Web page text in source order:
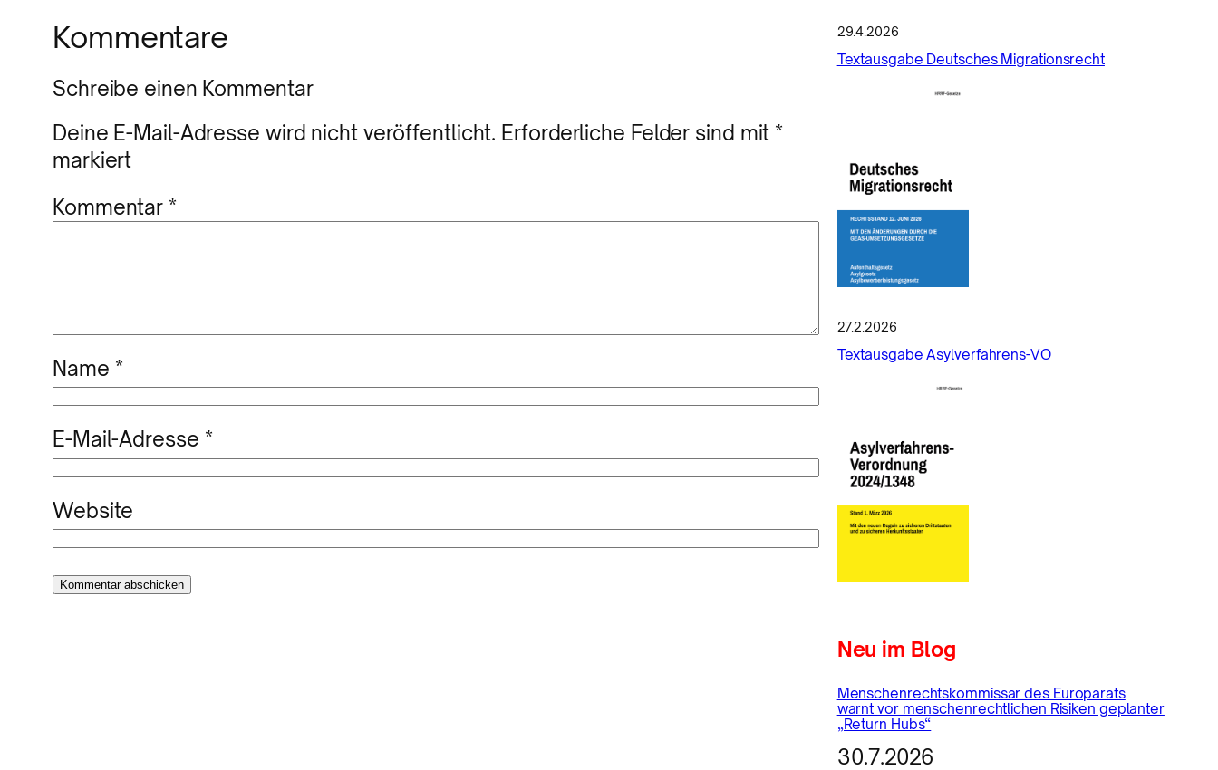
Kommentare
Schreibe einen Kommentar
Deine E-Mail-Adresse wird nicht veröffentlicht. Erforderliche Felder sind mit *
markiert
Kommentar *
Name *
E-Mail-Adresse *
Website
29.4.2026
Textausgabe Deutsches Migrationsrecht
27.2.2026
Textausgabe Asylverfahrens-VO
Neu im Blog
Menschenrechtskommissar des Europarats
warnt vor menschenrechtlichen Risiken geplanter
„Return Hubs“
30.7.2026